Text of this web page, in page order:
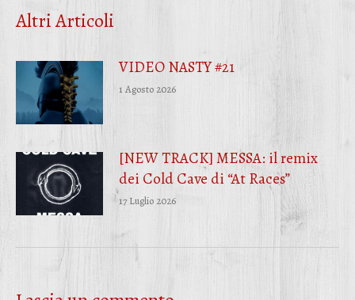
Altri Articoli
VIDEO NASTY #21
1 Agosto 2026
[NEW TRACK] MESSA: il remix
dei Cold Cave di “At Races”
17 Luglio 2026